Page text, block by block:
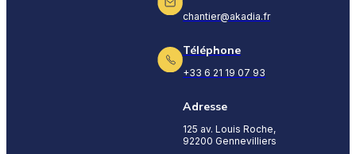
chantier@akadia.fr
Téléphone
+33 6 21 19 07 93
Adresse
125 av. Louis Roche,
92200 Gennevilliers